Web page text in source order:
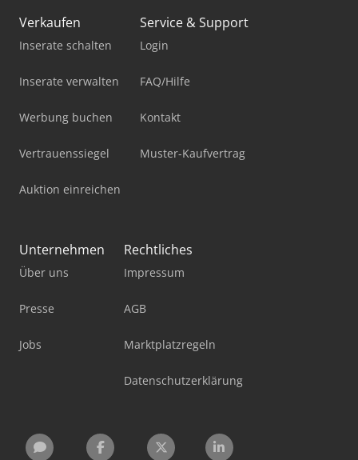
Verkaufen
Inserate schalten
Inserate verwalten
Werbung buchen
Vertrauenssiegel
Auktion einreichen
Service & Support
Login
FAQ/Hilfe
Kontakt
Muster-Kaufvertrag
Unternehmen
Über uns
Presse
Jobs
Rechtliches
Impressum
AGB
Marktplatzregeln
Datenschutzerklärung